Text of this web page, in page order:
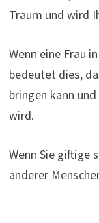
Traum und wird
Wenn eine Frau
bedeutet dies,
bringen kann
wird.
Wenn Sie giftige
anderer